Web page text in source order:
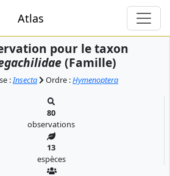
Atlas
pour le taxon
(Famille)
:Insecta Ordre :Hymenoptera
80
observations
13
espèces